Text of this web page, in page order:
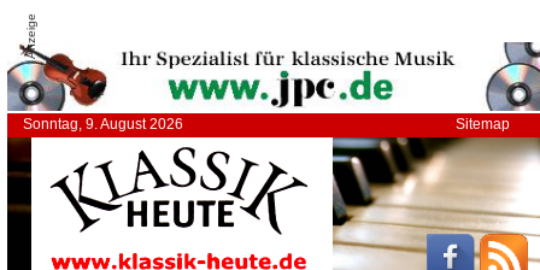
Anzeige
Sonntag, 9. August 2026 Sitemap